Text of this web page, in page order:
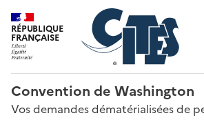
RÉPUBLIQUE
FRANÇAISE
Convention de Washington
Vos demandes dématérialisées de